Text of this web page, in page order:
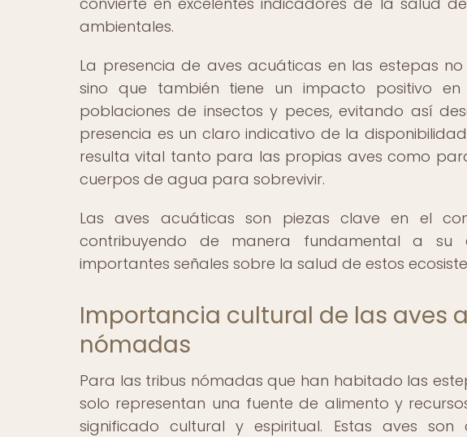
ambientales.
La presencia de aves acuáticas en las estepas
sino que también tiene un impacto positivo
poblaciones de insectos y peces, evitando así
presencia es un claro indicativo de la
resulta vital tanto para las propias aves como
cuerpos de agua para sobrevivir.
Las aves acuáticas son piezas clave en el
contribuyendo de manera fundamental a su
importantes señales sobre la salud de estos
Importancia cultural de las aves
nómadas
Para las tribus nómadas que han habitado las
solo representan una fuente de alimento y
significado cultural y espiritual. Estas aves